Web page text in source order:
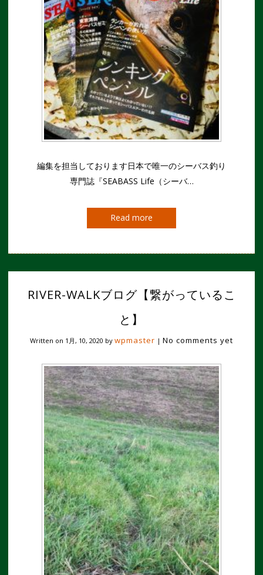
編集を担当しております日本で唯一のシーバス釣り
専門誌『SEABASS Life（シーバ…
Read more
RIVER-WALKブログ【繋がっているこ
と】
Written on 1月, 10, 2020 by wpmaster | No comments yet